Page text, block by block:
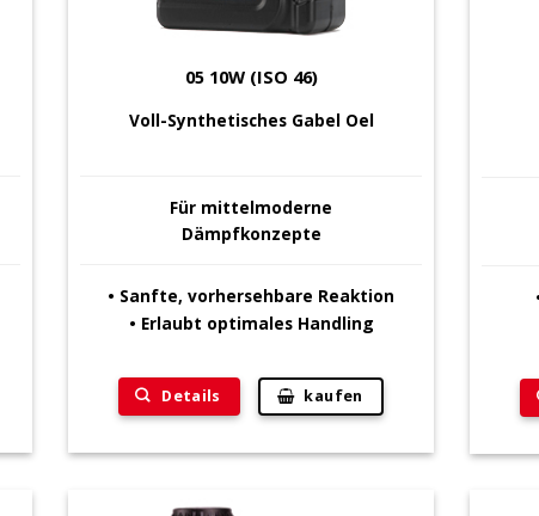
05 10W (ISO 46)
Voll-Synthetisches Gabel Oel
Für mittelmoderne
Dämpfkonzepte
• Sanfte, vorhersehbare Reaktion
• Erlaubt optimales Handling
Details kaufen